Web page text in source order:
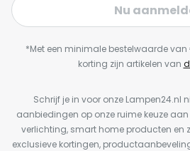
Nu
*Met een minimale bestelwaarde
korting zijn artikelen van
Schrijf je in voor onze Lampen24.nl
aanbiedingen op onze ruime keuze aan
verlichting, smart home producten en
exclusieve kortingen,